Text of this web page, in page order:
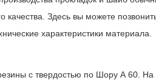
качества. Здесь вы можете
характеристики материала.
с твердостью по Шору А 60. На